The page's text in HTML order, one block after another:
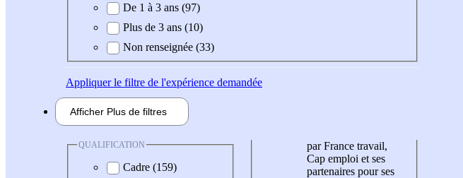
De 1 à 3 ans (97)
Plus de 3 ans (10)
Non renseignée (33)
Appliquerle filtre de l'expérience demandée
Afficher Plus de filtres
QUALIFICATION
Cadre (159)
par France travail,
Cap emploi et ses
partenaires pour ses